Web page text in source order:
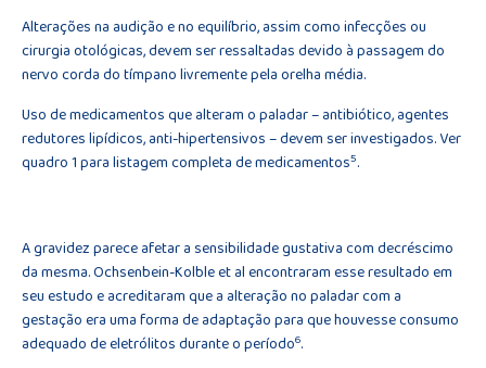
Alterações na audição e no equilíbrio, assim como infecções ou
cirurgia otológicas, devem ser ressaltadas devido à passagem do
nervo corda do tímpano livremente pela orelha média.
Uso de medicamentos que alteram o paladar – antibiótico, agentes
redutores lipídicos, anti-hipertensivos – devem ser investigados. Ver
quadro 1 para listagem completa de medicamentos5.
A gravidez parece afetar a sensibilidade gustativa com decréscimo
da mesma. Ochsenbein-Kolble et al encontraram esse resultado em
seu estudo e acreditaram que a alteração no paladar com a
gestação era uma forma de adaptação para que houvesse consumo
adequado de eletrólitos durante o período6.